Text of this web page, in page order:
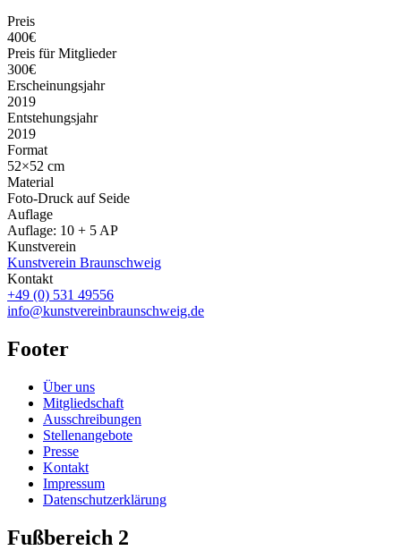
Preis
400€
Preis für Mitglieder
300€
Erscheinungsjahr
2019
Entstehungsjahr
2019
Format
52×52 cm
Material
Foto-Druck auf Seide
Auflage
Auflage: 10 + 5 AP
Kunstverein
Kunstverein Braunschweig
Kontakt
+49 (0) 531 49556
info@kunstvereinbraunschweig.de
Footer
Über uns
Mitgliedschaft
Ausschreibungen
Stellenangebote
Presse
Kontakt
Impressum
Datenschutzerklärung
Fußbereich 2